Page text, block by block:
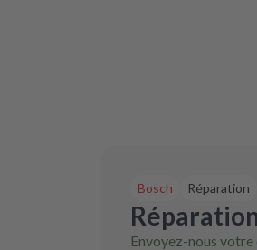
Bosch Réparation
Envoyez-nous